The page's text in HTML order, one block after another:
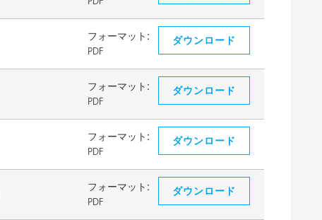
フォーマット:
PDF
ダウンロード
フォーマット:
PDF
ダウンロード
フォーマット:
PDF
ダウンロード
フォーマット:
PDF
ダウンロード